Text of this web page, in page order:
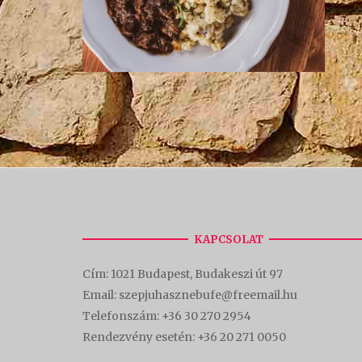
KAPCSOLAT
Cím: 1021 Budapest, Budakeszi út 97
Email: szepjuhasznebufe@freemail.hu
Telefonszám: +36 30 270 2954
Rendezvény esetén: +36 20 271 0050